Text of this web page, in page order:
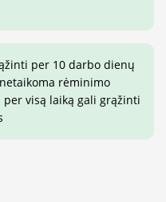
per 10 darbo dienų
rėminimo
per visą laiką gali grąžinti